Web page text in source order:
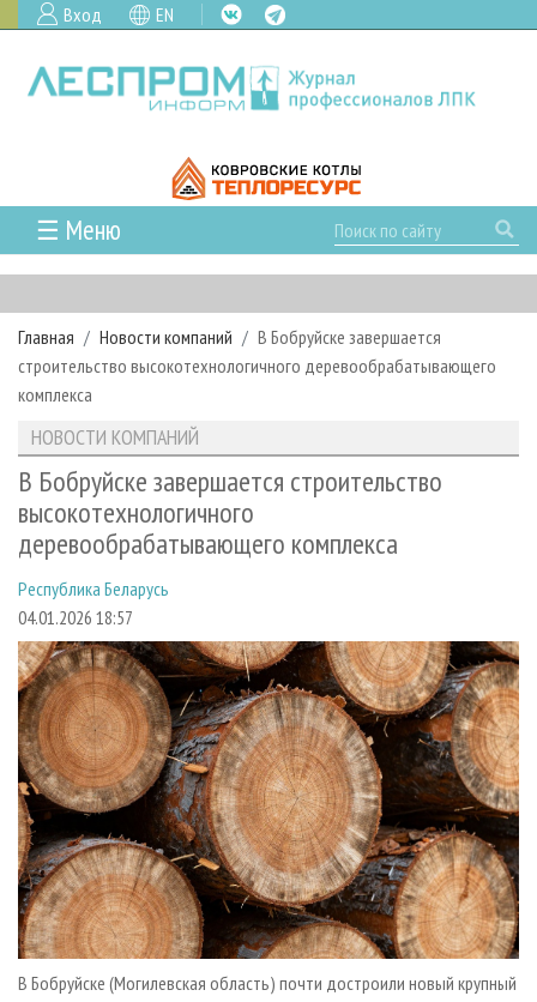
Вход EN
☰ Меню
ГЛАВНАЯ
РУБРИКИ И ТЕМЫ
РУБРИКИ ЖУРНАЛА
ЛЕСНОЕ ХОЗЯЙСТВО
ЛЕСОЗАГОТОВКА
ЛЕСОПИЛЕНИЕ
ДЕРЕВООБРАБОТКА
СУШКА ДРЕВЕСИНЫ
ПРОИЗВОДСТВО ДРЕВЕСНЫХ ПЛИТ
ДЕРЕВЯННОЕ ДОМОСТРОЕНИЕ
ПРОИЗВОДСТВО МЕБЕЛИ
БИОЭНЕРГЕТИКА
ЦБП
ИНСТРУМЕНТ И МАТЕРИАЛЫ
НОВОСТИ
КАЛЕНДАРЬ СОБЫТИЙ
НОВОСТИ ЛПК
НОВОСТИ ЖУРНАЛА
НОВОСТИ КОМПАНИЙ
ПРОЕКТЫ ЛПИ
АНАЛИТИКА
ПРЕДПРИЯТИЯ ЛПК
ЛЕСНЫЕ РЕГИОНЫ РОССИИ
ПЕРСОНЫ
МОБИЛЬНЫЕ ВЫСТАВКИ
ПРИОРИТЕТНЫЕ ИНВЕСТПРОЕКТЫ
RUSSIAN FORESTRY REVIEW
ГАЗЕТА ЛЕСПРОМФОРУМ
БИБЛИОТЕКА СПЕЦИАЛИСТА
АРХИВ
АРХИВ ЖУРНАЛОВ
СТАТЬИ
О ЖУРНАЛЕ
ПОДПИСКА
КОНТАКТЫ
РЕКЛАМОДАТЕЛЯМ
РЕКЛАМА
РЕКЛАМА НА САЙТЕ
Главная Новости компаний
В Бобруйске завершается
строительство высокотехнологичного деревообрабатывающего
комплекса
НОВОСТИ КОМПАНИЙ
В Бобруйске завершается строительство
высокотехнологичного
деревообрабатывающего комплекса
Республика Беларусь
04.01.2026 18:57
В Бобруйске (Могилевская область) почти достроили новый крупный